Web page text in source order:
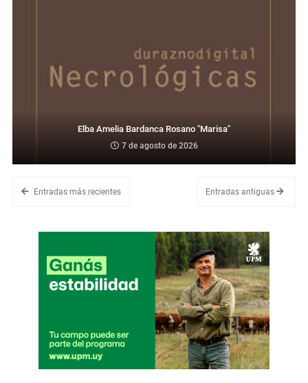
Elba Amelia Bardanca Rosano "Marisa"
7 de agosto de 2026
Entradas más recientes Entradas antiguas